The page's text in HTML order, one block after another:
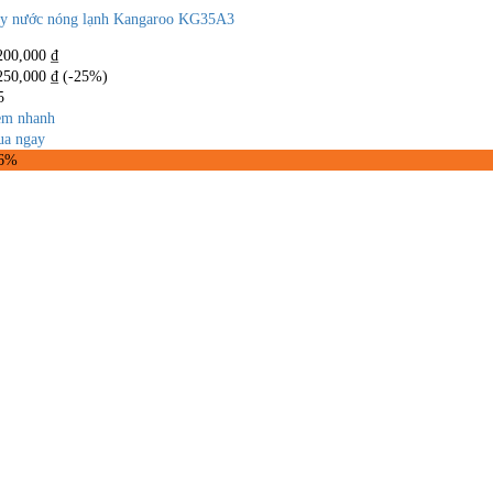
nước nóng lạnh Kangaroo KG35A3
₫
₫ (-25%)
nhanh
ngay